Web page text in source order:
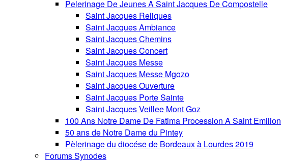
Pelerinage De Jeunes A Saint Jacques De Compostelle
Saint Jacques Reliques
Saint Jacques Ambiance
Saint Jacques Chemins
Saint Jacques Concert
Saint Jacques Messe
Saint Jacques Messe Mgozo
Saint Jacques Ouverture
Saint Jacques Porte Sainte
Saint Jacques Veillee Mont Goz
100 Ans Notre Dame De Fatima Procession A Saint Emilion
50 ans de Notre Dame du Pintey
Pèlerinage du diocése de Bordeaux à Lourdes 2019
Forums Synodes